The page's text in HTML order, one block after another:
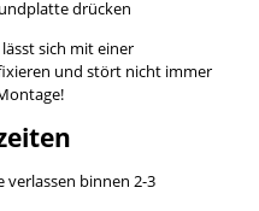
drücken
sich mit einer
und stört nicht immer
verlassen binnen 2-3